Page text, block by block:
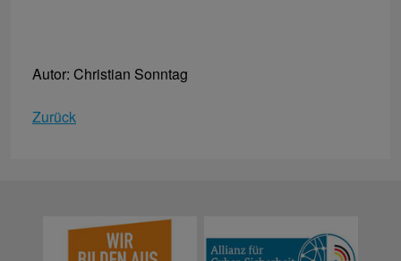
Autor: Christian Sonntag
Zurück